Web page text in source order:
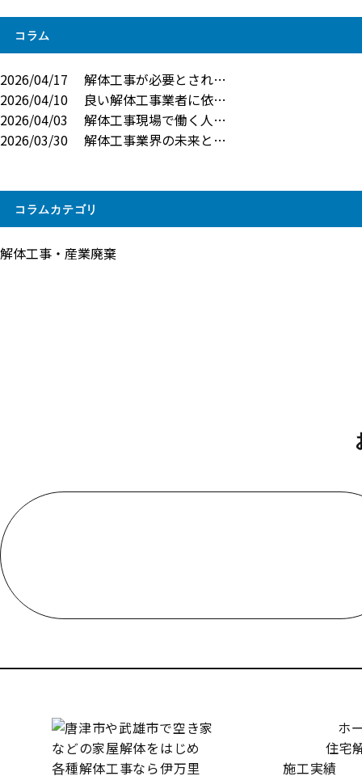
コラム
2026/04/17
解体工事が必要とされ…
2026/04/10
良い解体工事業者に依…
2026/04/03
解体工事現場で働く人…
2026/03/30
解体工事業界の未来と…
コラムカテゴリ
解体工事・産業廃棄
ホ
住宅
施工実績